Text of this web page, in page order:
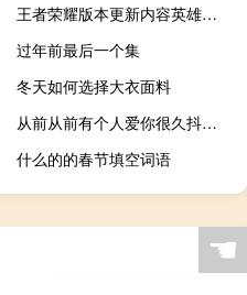
王者荣耀版本更新内容英雄改动（王者荣耀版本更新内容）
过年前最后一个集
冬天如何选择大衣面料
从前从前有个人爱你很久抖音文案 有个人爱你很久很久
什么的的春节填空词语
☚